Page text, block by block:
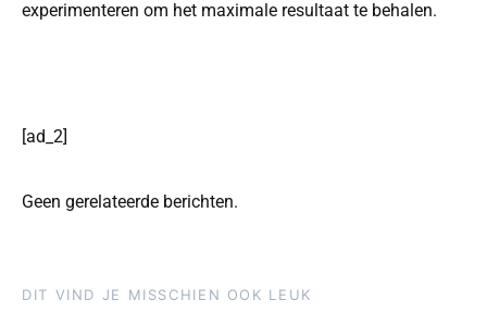
experimenteren om het maximale resultaat te behalen.
[ad_2]
Geen gerelateerde berichten.
DIT VIND JE MISSCHIEN OOK LEUK